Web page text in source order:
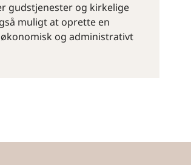
gudstjenester og kirkelige
muligt at oprette en
og administrativt